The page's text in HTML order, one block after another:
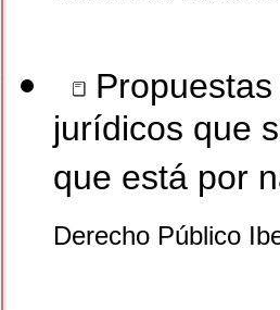
jurídicos que
que está por
Derecho Público